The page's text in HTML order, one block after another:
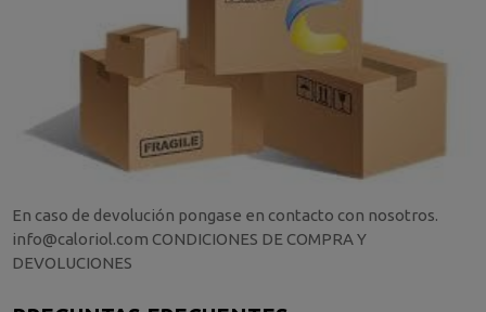
En caso de devolución pongase en contacto con nosotros.
info@caloriol.com CONDICIONES DE COMPRA Y
DEVOLUCIONES